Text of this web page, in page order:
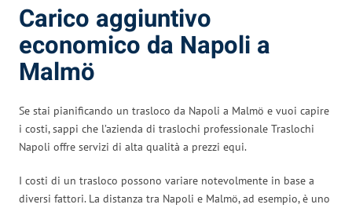
Carico aggiuntivo
economico da Napoli a
Malmö
Se stai pianificando un trasloco da Napoli a Malmö e vuoi capire
i costi, sappi che l’azienda di traslochi professionale Traslochi
Napoli offre servizi di alta qualità a prezzi equi.
I costi di un trasloco possono variare notevolmente in base a
diversi fattori. La distanza tra Napoli e Malmö, ad esempio, è uno